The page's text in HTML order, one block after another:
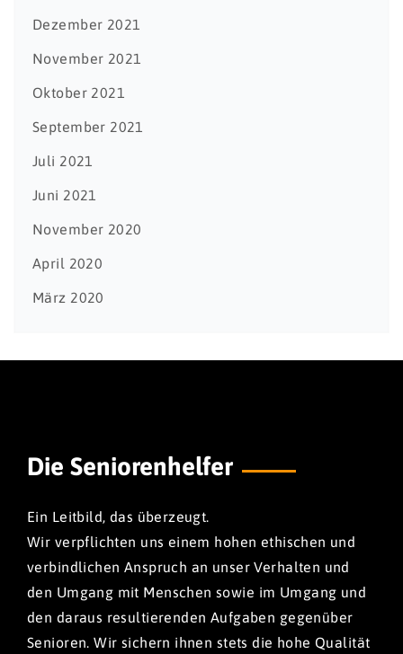
Dezember 2021
November 2021
Oktober 2021
September 2021
Juli 2021
Juni 2021
November 2020
April 2020
März 2020
Die Seniorenhelfer
Ein Leitbild, das überzeugt.
Wir verpflichten uns einem hohen ethischen und
verbindlichen Anspruch an unser Verhalten und
den Umgang mit Menschen sowie im Umgang und
den daraus resultierenden Aufgaben gegenüber
Senioren. Wir sichern ihnen stets die hohe Qualität